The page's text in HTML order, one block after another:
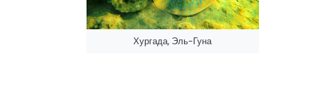
Хургада, Эль-Гуна